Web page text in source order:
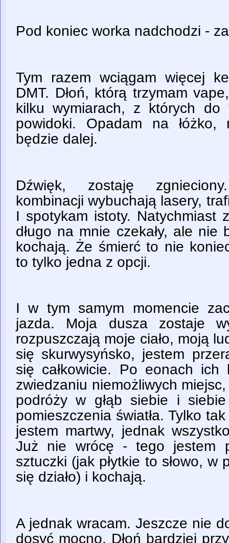
Pod koniec worka nadchodzi -
Tym razem wciągam więcej
DMT. Dłoń, którą trzymam
kilku wymiarach, z których
powidoki. Opadam na
będzie dalej.
Dźwięk, zostaję
kombinacji wybuchają lasery,
I spotykam istoty. Natychmiast
długo na mnie czekały, ale nie
kochają. Że śmierć to nie
to tylko jedna z opcji.
I w tym samym momencie
jazda. Moja dusza zostaje
rozpuszczają moje ciało, moją
się skurwysyńsko, jestem
się całkowicie. Po eonach ich
zwiedzaniu niemożliwych
podróży w głąb siebie i
pomieszczenia światła. Tylko
jestem martwy, jednak
Już nie wrócę - tego jestem
sztuczki (jak płytkie to słowo,
się działo) i kochają.
A jednak wracam. Jeszcze nie
dosyć mocno. Dłoń bardziej